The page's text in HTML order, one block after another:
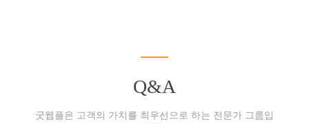
Q&A
굿웹플은 고객의 가치를 최우선으로 하는 전문가 그룹입